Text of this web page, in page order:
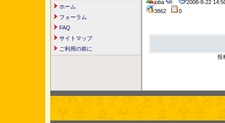
ホーム
フォーラム
FAQ
サイトマップ
ご利用の前に
joba
2008-8-22
3862
0
投